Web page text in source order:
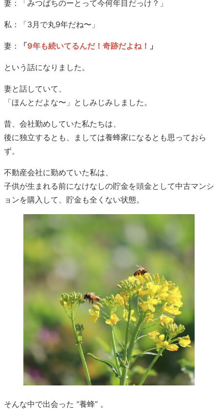
妻：「みつばちのーとって今何年目だっけ？」
私：「3月で丸9年だね〜」
妻： 「9年も続いてるんだ！奇跡だよね！ 」
という話になりました。
妻と話していて、
「ほんとだよな〜」としみじみしました。
昔、会社勤めしていた私たちは、
後に独立するとも、ましては養蜂家になるとも思っておら
ず。
不動産会社に勤めていた私は、
子供が生まれる前になけなしの貯金を頭金として中古マンシ
ョンを購入して、貯金も全くない状態。
そんな中で出会った “養蜂” 。